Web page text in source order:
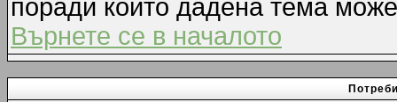
поради които дадена тема
Върнете се в началото